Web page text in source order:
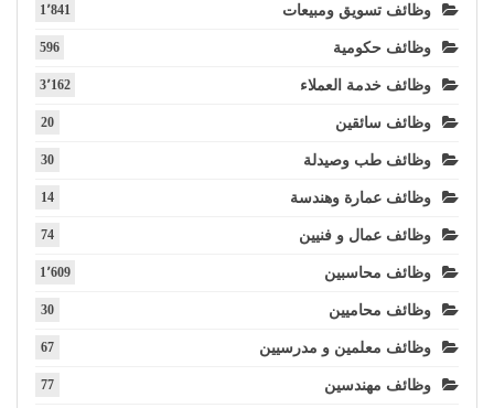
وظائف تسويق ومبيعات 1٬841
وظائف حكومية 596
وظائف خدمة العملاء 3٬162
وظائف سائقين 20
وظائف طب وصيدلة 30
وظائف عمارة وهندسة 14
وظائف عمال و فنيين 74
وظائف محاسبين 1٬609
وظائف محاميين 30
وظائف معلمين و مدرسيين 67
وظائف مهندسين 77